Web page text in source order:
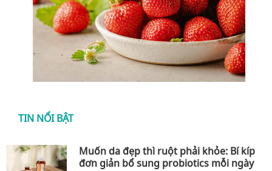
TIN NỔI BẬT
Muốn da đẹp thì ruột phải khỏe: Bí kíp
đơn giản bổ sung probiotics mỗi ngày